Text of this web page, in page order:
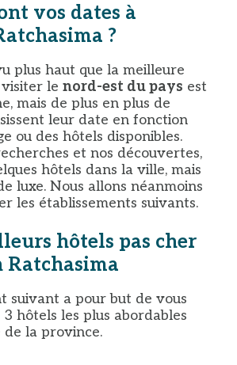
vos dates à
?
plus haut que la meilleure
le nord-est du pays est
mais de plus en plus de
leur date en fonction
ou des hôtels disponibles.
et nos découvertes,
hôtels dans la ville, mais
luxe. Nous allons néanmoins
les établissements suivants.
hôtels pas cher
Ratchasima
suivant a pour but de vous
hôtels les plus abordables
de la province.